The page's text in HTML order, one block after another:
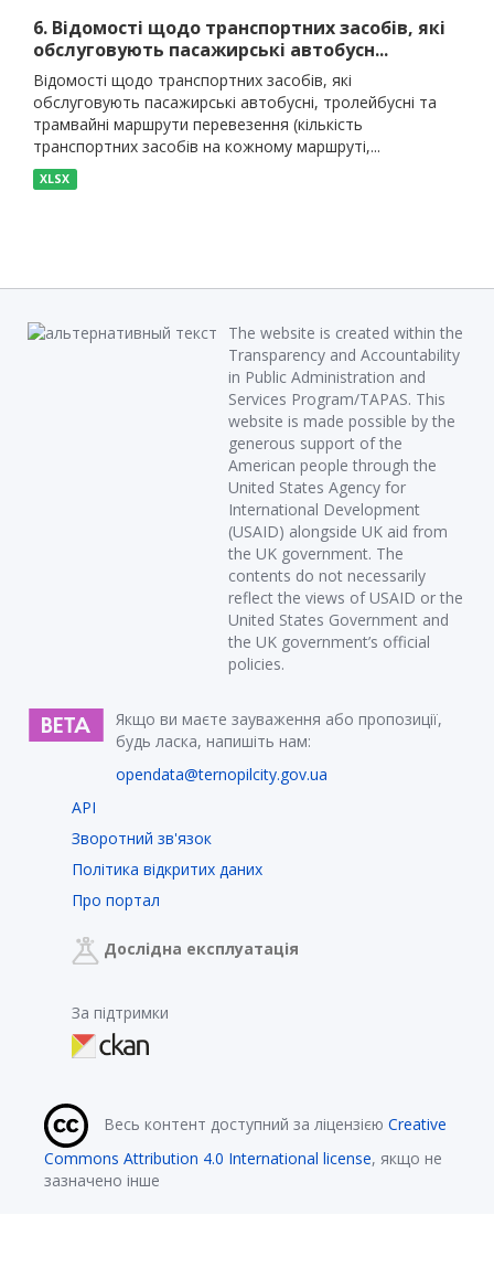
6. Відомості щодо транспортних засобів, які
обслуговують пасажирські автобусн...
Відомості щодо транспортних засобів, які
обслуговують пасажирські автобусні, тролейбусні та
трамвайні маршрути перевезення (кількість
транспортних засобів на кожному маршруті,...
XLSX
The website is created within the
Transparency and Accountability
in Public Administration and
Services Program/TAPAS. This
website is made possible by the
generous support of the
American people through the
United States Agency for
International Development
(USAID) alongside UK aid from
the UK government. The
contents do not necessarily
reflect the views of USAID or the
United States Government and
the UK government’s official
policies.
Якщо ви маєте зауваження або пропозиції,
будь ласка, напишіть нам:
opendata@ternopilcity.gov.ua
API
Зворотний зв'язок
Політика відкритих даних
Про портал
Дослідна експлуатація
За підтримки
Весь контент доступний за ліцензією Creative
Commons Attribution 4.0 International license, якщо не
зазначено інше